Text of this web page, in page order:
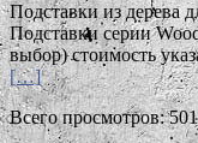
Подставки из дерева
Подставки серии
выбор) стоимость
[…]
Всего просмотров: